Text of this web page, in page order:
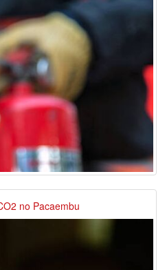
no Pacaembu